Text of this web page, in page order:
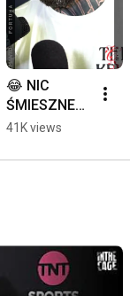
😂 NIC
ŚMIESZNEG
O! Na
pomylili
Jego
reakcja? ⤵️
#shorts
41K views